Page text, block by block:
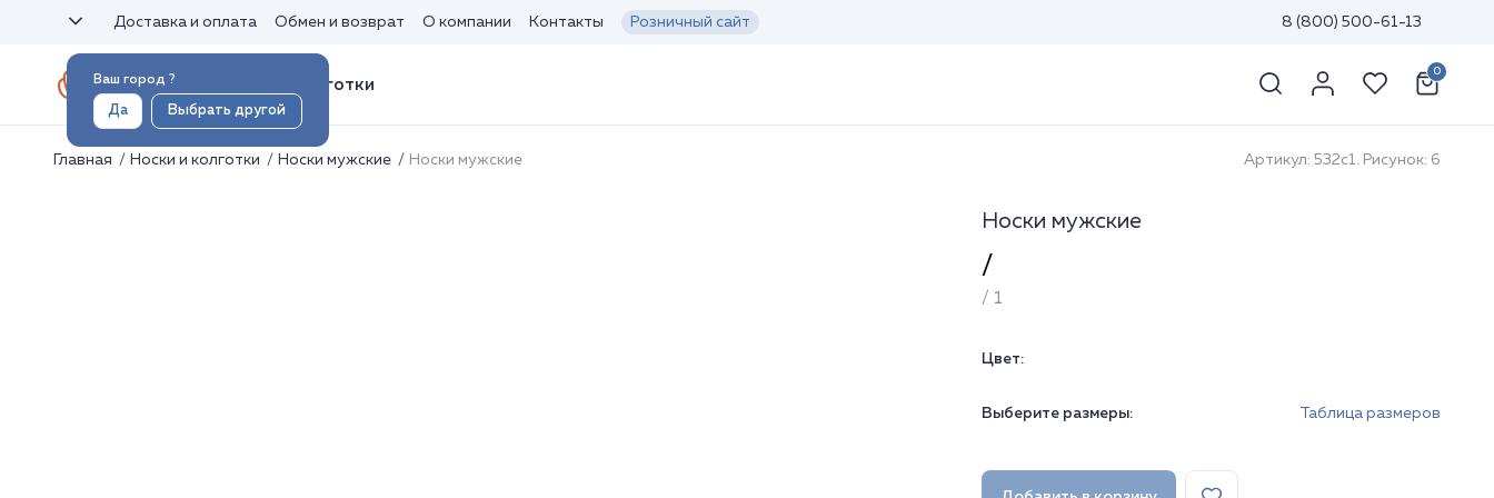
Ваш город ?
Да Выбрать другой
Доставка и оплата Обмен и возврат О компании Контакты Розничный сайт 8 (800) 500-61-13
Носки и колготки
0
Главная Носки и колготки Носки мужские Носки мужские Артикул: 532с1. Рисунок: 6
Носки мужские
/
/ 1
Цвет:
Выберите размеры: Таблица размеров